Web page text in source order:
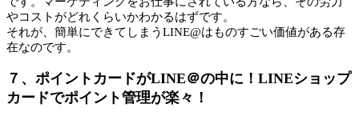
やコストがどれくらいかわかるはずです。
それが、簡単にできてしまうLINE@はものすごい価値がある存
在なのです。
７、ポイントカードがLINE＠の中に！LINEショップ
カードでポイント管理が楽々！